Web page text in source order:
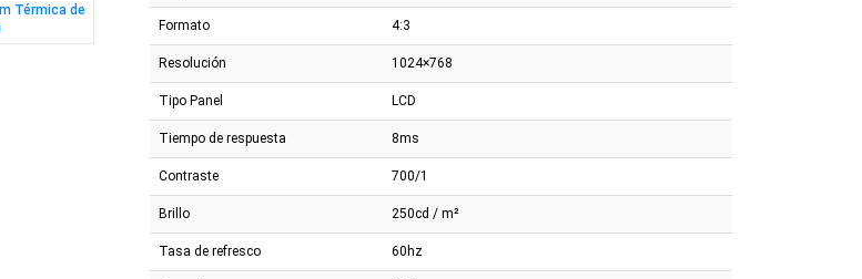
Térmica de
Lector Ocom de Códigos de
Barras Inalámbrico
Impresora Ocom Térmica de
Etiquetas 108mm
Monitor Ocom Táctil 17.5"
Impresora Ocom
Formato 4:3
Resolución 1024×768
Tipo Panel LCD
Tiempo de respuesta 8ms
Contraste 700/1
Brillo 250cd / m²
Tasa de refresco 60hz